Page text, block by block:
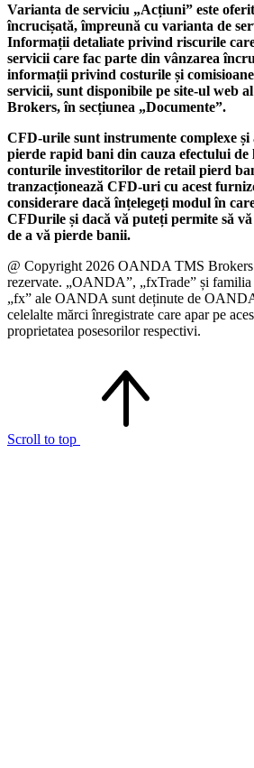
Varianta de serviciu „Acțiuni” este
încrucișată, împreună cu varianta de
Informații detaliate privind riscurile
servicii care fac parte din vânzarea
informații privind costurile și
servicii, sunt disponibile pe site-ul web
Brokers, în secțiunea „Documente”.
CFD-urile sunt instrumente complexe
pierde rapid bani din cauza efectului de
conturile investitorilor de retail pierd
tranzacționează CFD-uri cu acest
considerare dacă înțelegeți modul în
CFDurile și dacă vă puteți permite să
de a vă pierde banii.
@ Copyright 2026 OANDA TMS
rezervate. „OANDA”, „fxTrade” și familia
„fx” ale OANDA sunt deținute de
celelalte mărci înregistrate care apar pe
proprietatea posesorilor respectivi.
Scroll to top